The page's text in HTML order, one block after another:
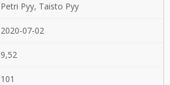
Petri Pyy, Taisto Pyy
2020-07-02
9,52
101